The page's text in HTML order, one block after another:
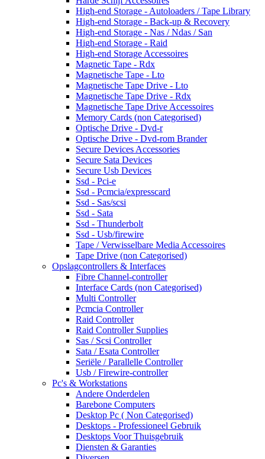
High-end Storage - Autoloaders / Tape Library
High-end Storage - Back-up & Recovery
High-end Storage - Nas / Ndas / San
High-end Storage - Raid
High-end Storage Accessoires
Magnetic Tape - Rdx
Magnetische Tape - Lto
Magnetische Tape Drive - Lto
Magnetische Tape Drive - Rdx
Magnetische Tape Drive Accessoires
Memory Cards (non Categorised)
Optische Drive - Dvd-r
Optische Drive - Dvd-rom Brander
Secure Devices Accessories
Secure Sata Devices
Secure Usb Devices
Ssd - Pci-e
Ssd - Pcmcia/expresscard
Ssd - Sas/scsi
Ssd - Sata
Ssd - Thunderbolt
Ssd - Usb/firewire
Tape / Verwisselbare Media Accessoires
Tape Drive (non Categorised)
Opslagcontrollers & Interfaces
Fibre Channel-controller
Interface Cards (non Categorised)
Multi Controller
Pcmcia Controller
Raid Controller
Raid Controller Supplies
Sas / Scsi Controller
Sata / Esata Controller
Seriële / Parallelle Controller
Usb / Firewire-controller
Pc's & Workstations
Andere Onderdelen
Barebone Computers
Desktop Pc ( Non Categorised)
Desktops - Professioneel Gebruik
Desktops Voor Thuisgebruik
Diensten & Garanties